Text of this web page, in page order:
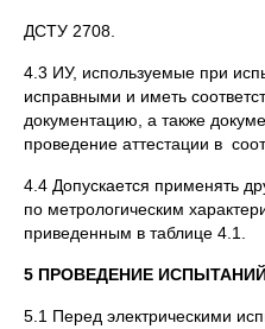
ДСТУ 2708.
4.3 ИУ, используемые при
исправными и иметь
документацию, а также
проведение аттестации в
4.4 Допускается применять
по метрологическим
приведенным в таблице 4.1.
5 ПРОВЕДЕНИЕ
5.1 Перед электрическими